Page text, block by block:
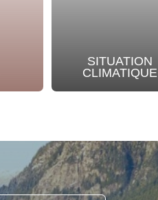
SITUATION
CLIMATIQUE